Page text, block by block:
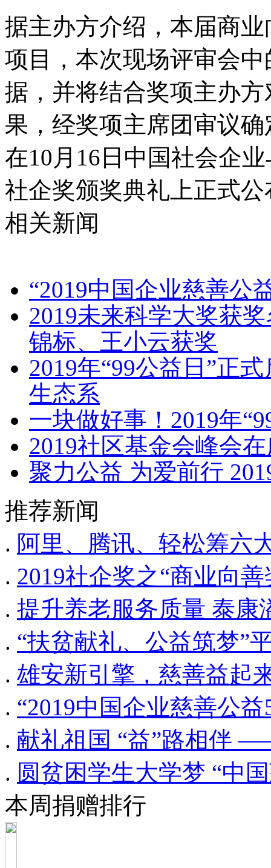
据主办方介绍，本届商
项目，本次现场评审会
据，并将结合奖项主办
果，经奖项主席团审议
在10月16日中国社会企
社企奖颁奖典礼上正式公
相关新闻
“2019中国企业慈善公
2019未来科学大奖获
锦标、王小云获奖
2019年“99公益日”正
生态系
一块做好事！2019年
2019社区基金会峰会
聚力公益 为爱前行
推荐新闻
. 阿里、腾讯、轻松筹六
. 2019社企奖之“商业向
. 提升养老服务质量 泰康
. “扶贫献礼、公益筑梦”
. 雄安新引擎，慈善益起
. “2019中国企业慈善公
. 献礼祖国 “益”路相伴
. 圆贫困学生大学梦 “中
本周捐赠排行